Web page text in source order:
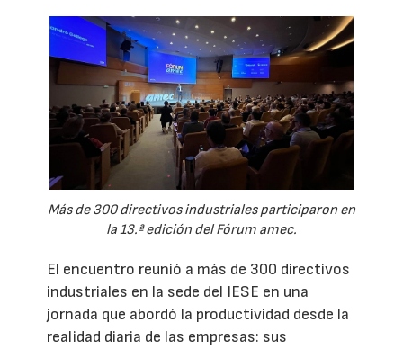
Más de 300 directivos industriales participaron en
la 13.ª edición del Fórum amec.
El encuentro reunió a más de 300 directivos
industriales en la sede del IESE en una
jornada que abordó la productividad desde la
realidad diaria de las empresas: sus